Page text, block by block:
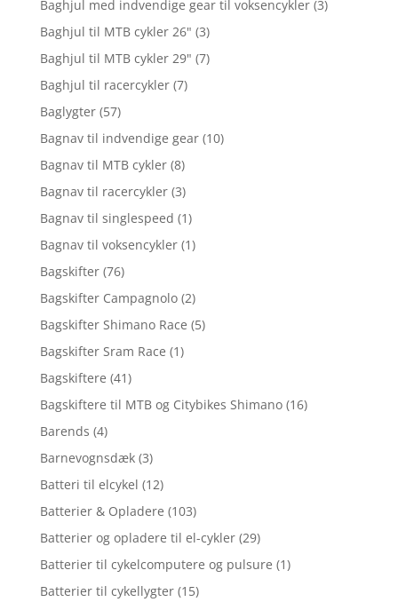
Baghjul med indvendige gear til voksencykler (3)
Baghjul til MTB cykler 26" (3)
Baghjul til MTB cykler 29" (7)
Baghjul til racercykler (7)
Baglygter (57)
Bagnav til indvendige gear (10)
Bagnav til MTB cykler (8)
Bagnav til racercykler (3)
Bagnav til singlespeed (1)
Bagnav til voksencykler (1)
Bagskifter (76)
Bagskifter Campagnolo (2)
Bagskifter Shimano Race (5)
Bagskifter Sram Race (1)
Bagskiftere (41)
Bagskiftere til MTB og Citybikes Shimano (16)
Barends (4)
Barnevognsdæk (3)
Batteri til elcykel (12)
Batterier & Opladere (103)
Batterier og opladere til el-cykler (29)
Batterier til cykelcomputere og pulsure (1)
Batterier til cykellygter (15)